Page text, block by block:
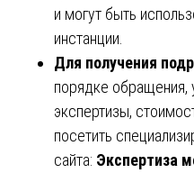
и могут быть
инстанции.
Для получения
порядке обращения,
экспертизы,
посетить
сайта: Экспертиза